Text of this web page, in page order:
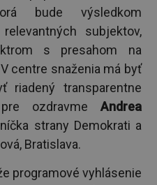
bude výsledkom
subjektov,
s presahom na
centre snaženia má byť
riadený transparentne
ozdravme Andrea
strany Demokrati a
Bratislava.
programové vyhlásenie